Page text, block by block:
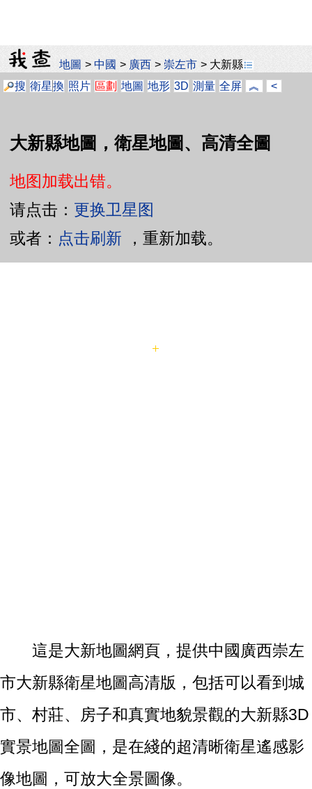
地圖 >中國 > 廣西 > 崇左市 > 大新縣
搜 衛星換 照片 區劃 地圖 地形 3D 測量 全屏 ︽ <
大新縣地圖，衛星地圖、高清全圖
地图加载出错。
请点击： 更换卫星图
或者： 点击刷新 ，重新加载。
這是大新地圖網頁，提供中國廣西崇左
市大新縣衛星地圖高清版，包括可以看到城
市、村莊、房子和真實地貌景觀的大新縣3D
實景地圖全圖，是在綫的超清晰衛星遙感影
像地圖，可放大全景圖像。